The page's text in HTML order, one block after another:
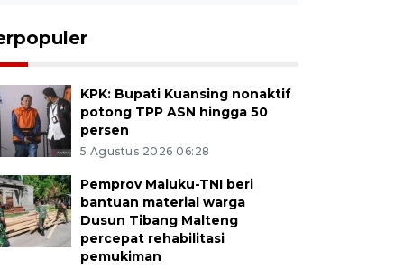
KPK: Bupati Kuansing nonaktif
potong TPP ASN hingga 50
persen
5 Agustus 2026 06:28
Pemprov Maluku-TNI beri
bantuan material warga
Dusun Tibang Malteng
percepat rehabilitasi
pemukiman